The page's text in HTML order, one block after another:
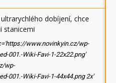
dobíjení, chce
stanicemi
www.novinkyin.cz/wp-
001.-Wiki-Favi-1-22x22.png'
wp-
001.-Wiki-Favi-1-44x44.png 2x'